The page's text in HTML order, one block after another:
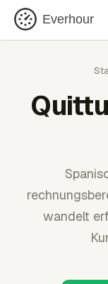
Everhour
wandelt